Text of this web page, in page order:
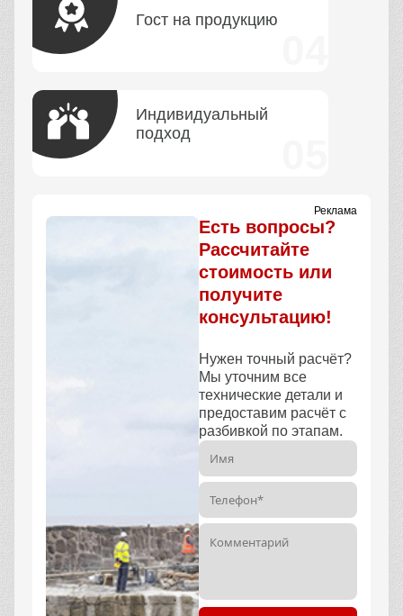
Гост на продукцию
Индивидуальный
подход
Реклама
Есть вопросы?
Рассчитайте
стоимость или
получите
консультацию!
Нужен точный расчёт?
Мы уточним все
технические детали и
предоставим расчёт с
разбивкой по этапам.